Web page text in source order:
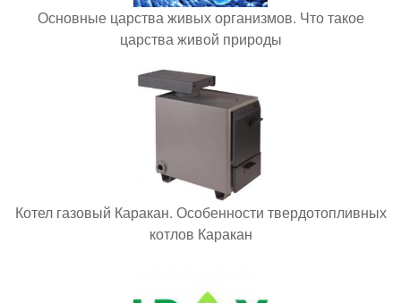
Основные царства живых организмов. Что такое
царства живой природы
Котел газовый Каракан. Особенности твердотопливных
котлов Каракан